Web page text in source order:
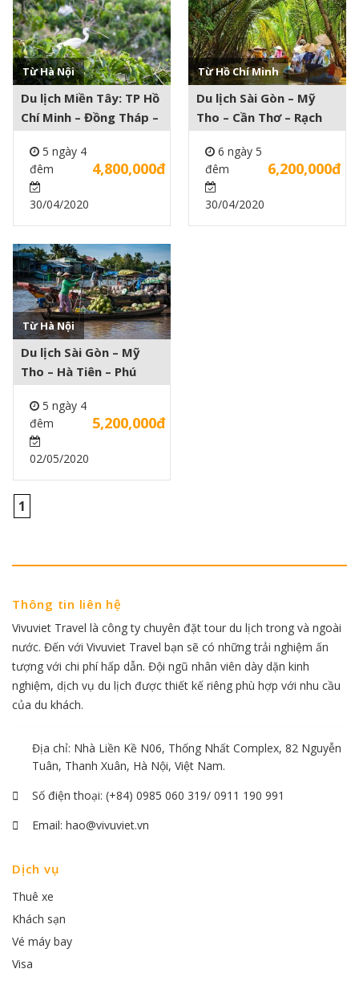
Từ Hà Nội
Xem thêm +
Du lịch Miền Tây: TP Hồ
Chí Minh – Đồng Tháp –
ngày 4 đêm
5 ngày 4
đêm
30/04/2020
4,800,000đ
Từ Hồ Chí Minh
Xem thêm +
Du lịch Sài Gòn – Mỹ
Tho – Cần Thơ – Rạch
Quốc 6 ngày 5 đêm
6 ngày 5
đêm
30/04/2020
6,200,000đ
Từ Hà Nội
Xem thêm +
Du lịch Sài Gòn – Mỹ
Tho – Hà Tiên – Phú
Quốc 5 ngày 4 đêm
5 ngày 4
đêm
02/05/2020
5,200,000đ
1
Thông tin liên hệ
Vivuviet Travel là công ty chuyên đặt tour du lịch trong và ngoài
nước. Đến với Vivuviet Travel bạn sẽ có những trải nghiệm ấn
tượng với chi phí hấp dẫn. Đội ngũ nhân viên dày dặn kinh
nghiệm, dịch vụ du lịch được thiết kế riêng phù hợp với nhu cầu
của du khách.
Địa chỉ: Nhà Liền Kề N06, Thống Nhất Complex, 82 Nguyễn
Tuân, Thanh Xuân, Hà Nội, Việt Nam.
Số điện thoại: (+84) 0985 060 319/ 0911 190 991
Email: hao@vivuviet.vn
Dịch vụ
Thuê xe
Khách sạn
Vé máy bay
Visa